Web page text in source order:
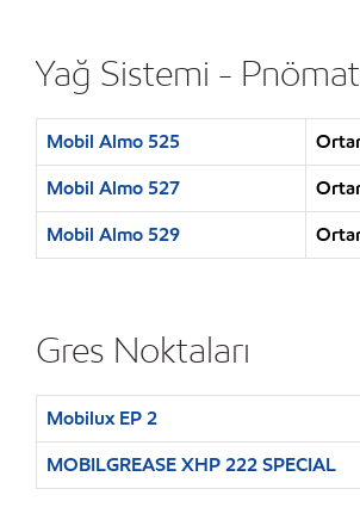
Yağ Sistemi -
Mobil Almo 525
Mobil Almo 527
Mobil Almo 529
Gres Noktaları
Mobilux EP 2
MOBILGREASE XHP 222 SPECIAL